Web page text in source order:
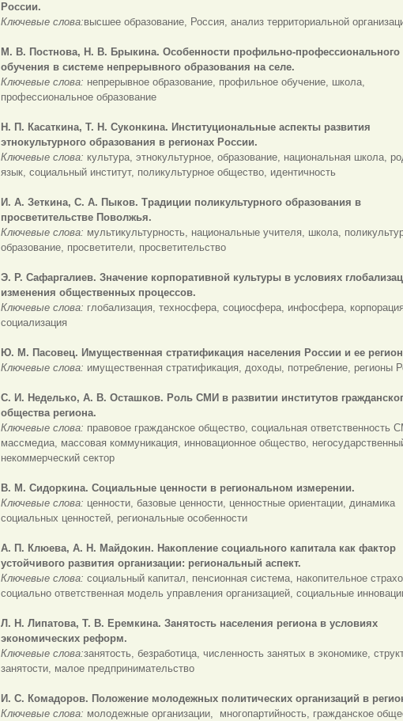
России.
Ключевые слова:высшее образование, Россия, анализ территориальной
М. В. Постнова, Н. В. Брыкина. Особенности профильно-профессионального
обучения в системе непрерывного образования на селе.
Ключевые слова: непрерывное образование, профильное обучение, школа,
профессиональное образование
Н. П. Касаткина, Т. Н. Суконкина. Институциональные аспекты развития
этнокультурного образования в регионах России.
Ключевые слова: культура, этнокультурное, образование, национальная школа,
язык, социальный институт, поликультурное общество, идентичность
И. А. Зеткина, С. А. Пыков. Традиции поликультурного образования в
просветительстве Поволжья.
Ключевые слова: мультикультурность, национальные учителя, школа,
образование, просветители, просветительство
Э. Р. Сафаргалиев. Значение корпоративной культуры в условиях
изменения общественных процессов.
Ключевые слова: глобализация, техносфера, социосфера, инфосфера,
социализация
Ю. М. Пасовец. Имущественная стратификация населения России и ее
Ключевые слова: имущественная стратификация, доходы, потребление, регионы
С. И. Неделько, А. В. Осташков. Роль СМИ в развитии институтов
общества региона.
Ключевые слова: правовое гражданское общество, социальная ответственность
массмедиа, массовая коммуникация, инновационное общество,
некоммерческий сектор
В. М. Сидоркина. Социальные ценности в региональном измерении.
Ключевые слова: ценности, базовые ценности, ценностные ориентации, динамика
социальных ценностей, региональные особенности
А. П. Клюева, А. Н. Майдокин. Накопление социального капитала как фактор
устойчивого развития организации: региональный аспект.
Ключевые слова: социальный капитал, пенсионная система, накопительное
социально ответственная модель управления организацией, социальные
Л. Н. Липатова, Т. В. Еремкина. Занятость населения региона в условиях
экономических реформ.
Ключевые слова:занятость, безработица, численность занятых в экономике,
занятости, малое предпринимательство
И. С. Комадоров. Положение молодежных политических организаций в
Ключевые слова: молодежные организации, многопартийность, гражданское